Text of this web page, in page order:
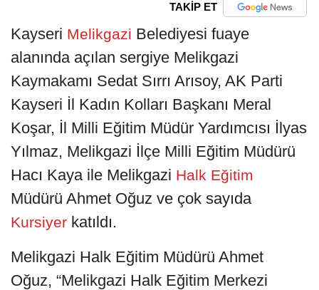
TAKİP ET
Kayseri Melikgazi Belediyesi fuaye
alanında açılan sergiye Melikgazi
Kaymakamı Sedat Sırrı Arısoy, AK Parti
Kayseri İl Kadın Kolları Başkanı Meral
Koşar, İl Milli Eğitim Müdür Yardımcısı İlyas
Yılmaz, Melikgazi İlçe Milli Eğitim Müdürü
Hacı Kaya ile Melikgazi Halk Eğitim
Müdürü Ahmet Oğuz ve çok sayıda
Kursiyer katıldı.
Melikgazi Halk Eğitim Müdürü Ahmet
Oğuz, “Melikgazi Halk Eğitim Merkezi